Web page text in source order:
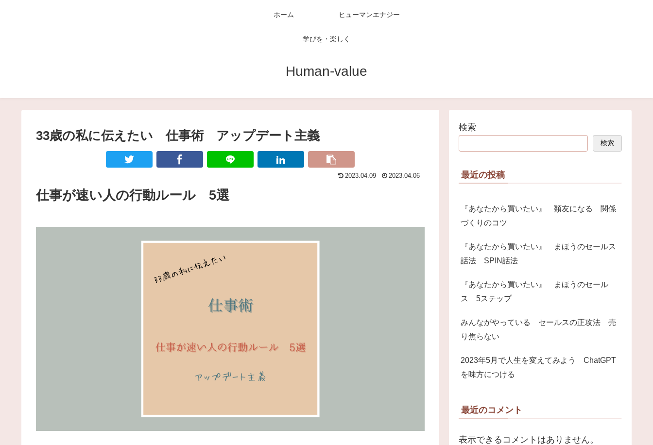
学びを・楽しく
Human-value
ホーム ヒューマンエナジー
33歳の私に伝えたい 仕事術 アップデート主義
2023.04.09 2023.04.06
仕事が速い人の行動ルール 5選
検索
検索
最近の投稿
『あなたから買いたい』 類友になる 関係
づくりのコツ
『あなたから買いたい』 まほうのセールス
話法 SPIN話法
『あなたから買いたい』 まほうのセール
ス 5ステップ
みんながやっている セールスの正攻法 売
り焦らない
2023年5月で人生を変えてみよう ChatGPT
を味方につける
最近のコメント
表示できるコメントはありません。